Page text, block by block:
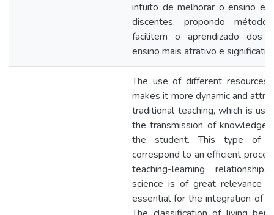
intuito de melhorar o ensino e
discentes, propondo
facilitem o aprendizado dos
ensino mais atrativo e
The use of different resources
makes it more dynamic and
traditional teaching, which is
the transmission of knowledge
the student. This type of
correspond to an efficient
teaching-learning
science is of great relevance
essential for the integration of